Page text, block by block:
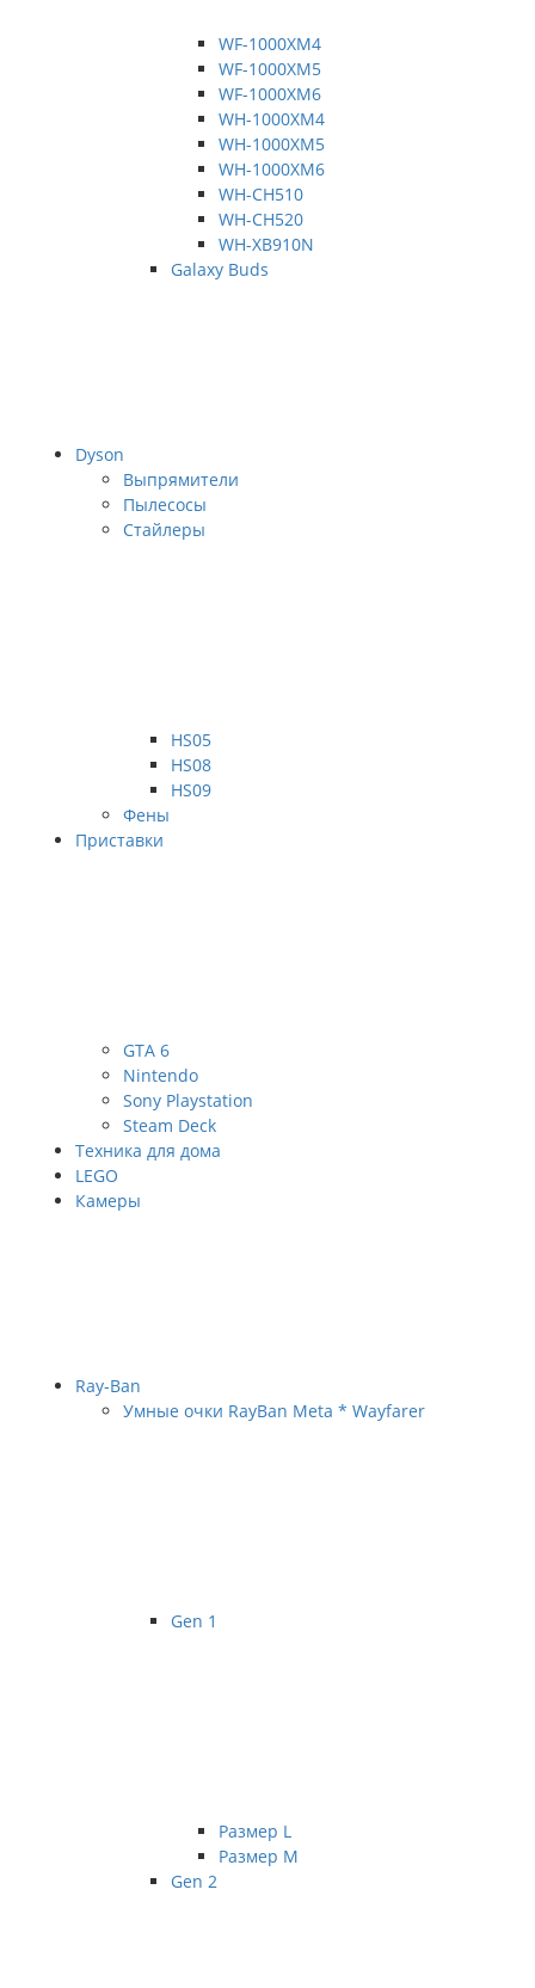
WF-1000XM4
WF-1000XM5
WF-1000XM6
WH-1000XM4
WH-1000XM5
WH-1000XM6
WH-CH510
WH-CH520
WH-XB910N
Galaxy Buds
Dyson
Выпрямители
Пылесосы
Стайлеры
HS05
HS08
HS09
Фены
Приставки
GTA 6
Nintendo
Sony Playstation
Steam Deck
Техника для дома
LEGO
Камеры
Ray-Ban
Умные очки RayBan Meta * Wayfarer
Gen 1
Размер L
Размер М
Gen 2